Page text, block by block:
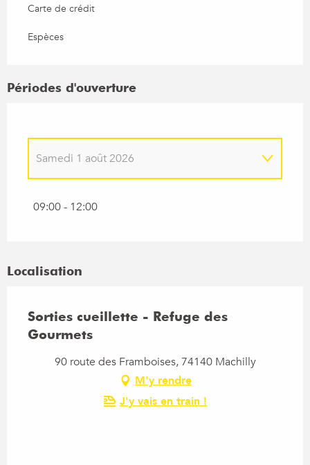
Carte de crédit
Espèces
Périodes d'ouverture
Samedi 6 juin 2026
Samedi 20 juin 2026
Samedi 11 juillet 2026
Samedi 1 août 2026
09:00 - 12:00
Localisation
Sorties cueillette - Refuge des
Gourmets
90 route des Framboises, 74140 Machilly
M'y rendre
J'y vais en train !